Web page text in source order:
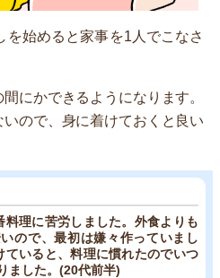
始めると家事を1人でこなさ
にかできるようになります。
ので、身に着けておくと良い
料理に苦労しました。外食よりも
ので、最初は嫌々作っていまし
ていると、料理に慣れたのでいつ
ました。(20代前半)